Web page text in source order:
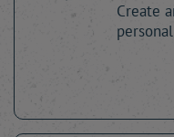
Create